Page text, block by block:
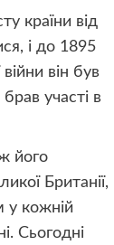
країни від
і до 1895
він був
участі в
його
Британії,
у кожній
Сьогодні